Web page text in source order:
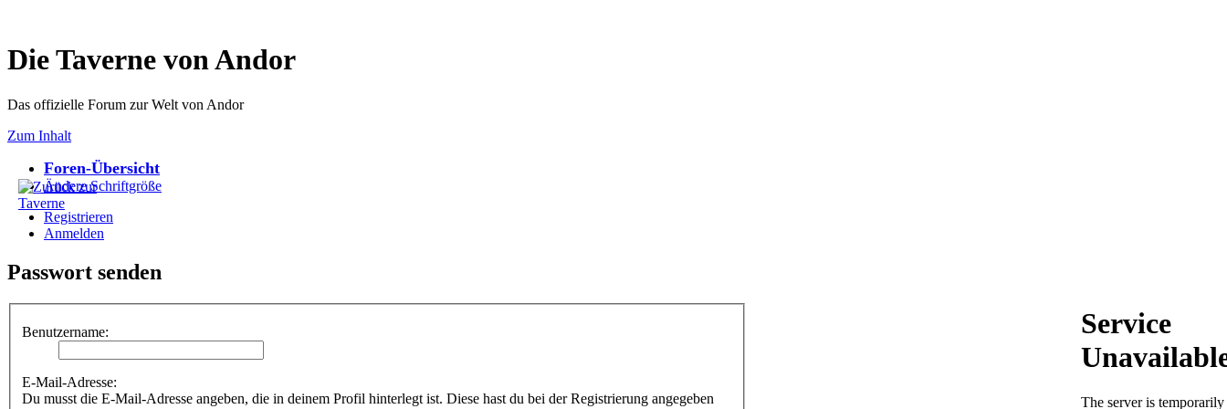
Die Taverne von Andor
Das offizielle Forum zur Welt von Andor
Zum Inhalt
Foren-Übersicht
Ändere Schriftgröße
Registrieren
Anmelden
Passwort senden
Benutzername:
E-Mail-Adresse:
Du musst die E-Mail-Adresse angeben, die in deinem Profil hinterlegt ist. Diese hast du bei der Registrierung angegeben